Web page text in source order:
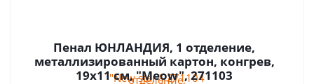
Пенал ЮНЛАНДИЯ, 1 отделение,
металлизированный картон, конгрев,
19х11 см, "Meow", 271103